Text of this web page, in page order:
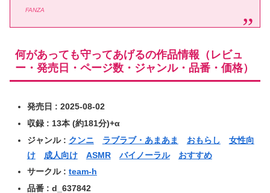
FANZA
何があっても守ってあげるの作品情報（レビュ
ー・発売日・ページ数・ジャンル・品番・価格）
発売日 : 2025-08-02
収録 : 13本 (約181分)+α
ジャンル : クンニ ラブラブ・あまあま おもらし
女性向
け
成人向け ASMR バイノーラル
おすすめ
サークル : team-h
品番 : d_637842